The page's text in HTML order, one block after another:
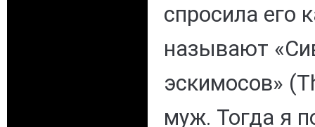
спросила его
называют
эскимосов»
муж. Тогда я